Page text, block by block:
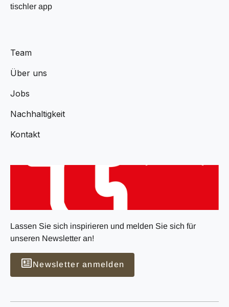
tischler app
Team
Über uns
Jobs
Nachhaltigkeit
Kontakt
Lassen Sie sich inspirieren und melden Sie sich für
unseren Newsletter an!
Newsletter anmelden